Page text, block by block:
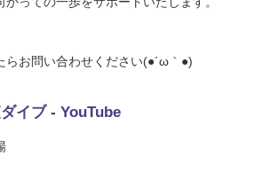
らお問い合わせください(●´ω｀●)
イブ - YouTube